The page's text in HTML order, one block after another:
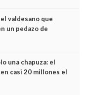
valdesano que
un pedazo de
una chapuza: el
casi 20 millones el
no cabían por los